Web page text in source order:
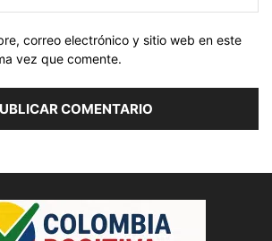
correo electrónico y sitio web en este
vez que comente.